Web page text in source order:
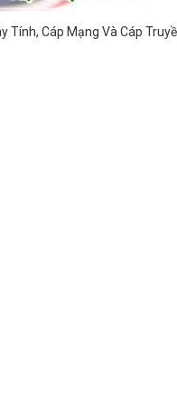
Tính, Cáp Mạng Và Cáp